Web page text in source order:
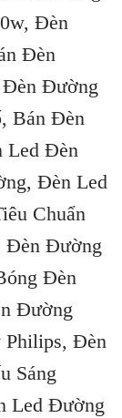
Đèn
Đèn
Đèn Đường
Bán Đèn
Led Đèn
Đèn Led
Chuẩn
Đèn Đường
Đèn
Đường
Philips, Đèn
Sáng
Led Đường